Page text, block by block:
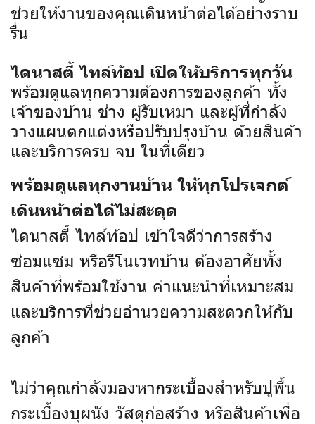
ช่วยให้งานของคุณเดินหน้าต่อได้อย่างราบ
รื่น
ไดนาสตี้ ไทล์ท้อป เปิดให้บริการทุกวัน
พร้อมดูแลทุกความต้องการของลูกค้า ทั้ง
เจ้าของบ้าน ช่าง ผู้รับเหมา และผู้ที่กำลัง
วางแผนตกแต่งหรือปรับปรุงบ้าน ด้วยสินค้า
และบริการครบ จบ ในที่เดียว
พร้อมดูแลทุกงานบ้าน ให้ทุกโปรเจกต์
เดินหน้าต่อได้ไม่สะดุด
ไดนาสตี้ ไทล์ท้อป เข้าใจดีว่าการสร้าง
ซ่อมแซม หรือรีโนเวทบ้าน ต้องอาศัยทั้ง
สินค้าที่พร้อมใช้งาน คำแนะนำที่เหมาะสม
และบริการที่ช่วยอำนวยความสะดวกให้กับ
ลูกค้า
ไม่ว่าคุณกำลังมองหากระเบื้องสำหรับปูพื้น
กระเบื้องบุผนัง วัสดุก่อสร้าง หรือสินค้าเพื่อ